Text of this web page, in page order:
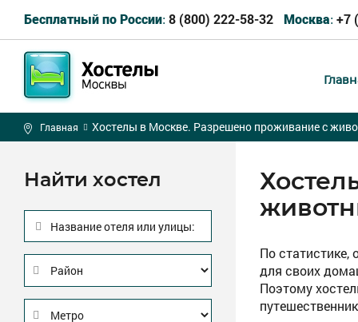
Бесплатный по России: 8 (800) 222-58-32 Москва: +7
Главная Хостелы в Москве. Разрешено проживание с
Найти хостел
Название отеля или улицы:
По статистике,
для своих
Поэтому